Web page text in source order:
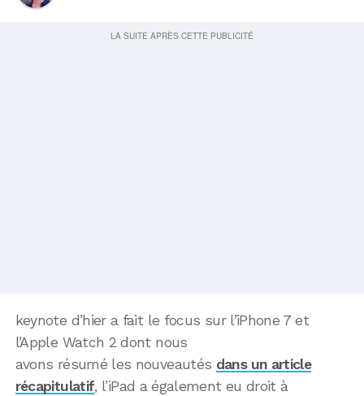
keynote d’hier a fait le focus sur l’iPhone 7 et
l’Apple Watch 2 dont nous
avons résumé les nouveautés dans un article
récapitulatif, l’iPad a également eu droit à